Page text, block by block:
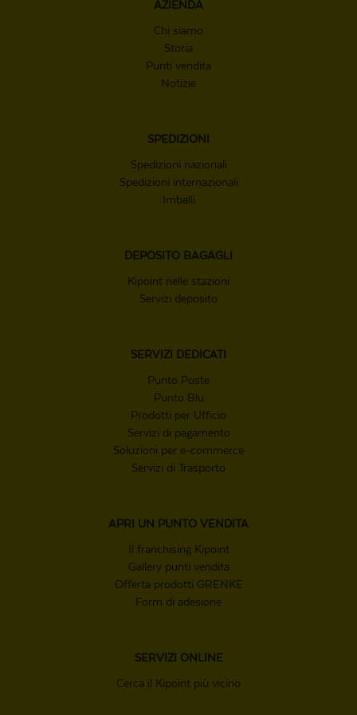
AZIENDA
Chi siamo
Storia
Punti vendita
Notizie
SPEDIZIONI
Spedizioni nazionali
Spedizioni internazionali
Imballi
DEPOSITO BAGAGLI
Kipoint nelle stazioni
Servizi deposito
SERVIZI
DEDICATI
Punto Poste
Punto Blu
Prodotti per Ufficio
Servizi di pagamento
Soluzioni per e-commerce
Servizi di Trasporto
APRI UN
PUNTO VENDITA
Il franchising Kipoint
Gallery punti vendita
Offerta prodotti GRENKE
Form di adesione
SERVIZI ONLINE
Cerca il Kipoint più vicino